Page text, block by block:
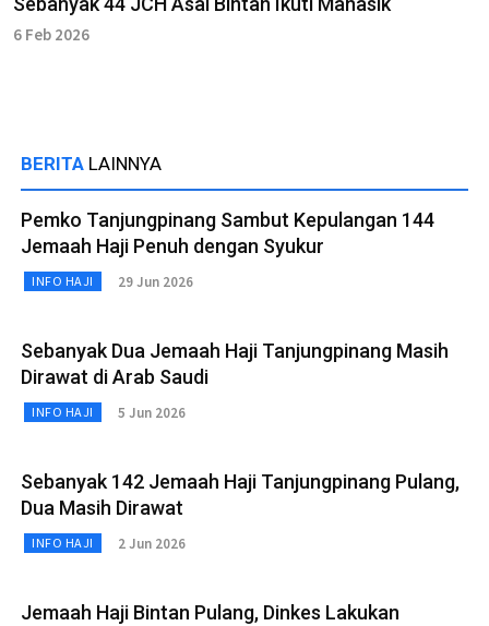
6 Feb 2026
BERITA LAINNYA
Pemko Tanjungpinang Sambut Kepulangan 144
Jemaah Haji Penuh dengan Syukur
INFO HAJI 29 Jun 2026
Sebanyak Dua Jemaah Haji Tanjungpinang Masih
Dirawat di Arab Saudi
INFO HAJI 5 Jun 2026
Sebanyak 142 Jemaah Haji Tanjungpinang Pulang,
Dua Masih Dirawat
INFO HAJI 2 Jun 2026
Jemaah Haji Bintan Pulang, Dinkes Lakukan